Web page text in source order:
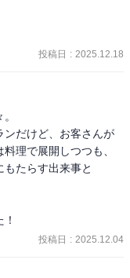
感にようやく気づい
ドラマの原作でした。
「マカロンはマカロ
投稿日 : 2025.12.18
ンだけど、お客さんが
理で展開しつつも、
たらす出来事と
投稿日 : 2025.12.04